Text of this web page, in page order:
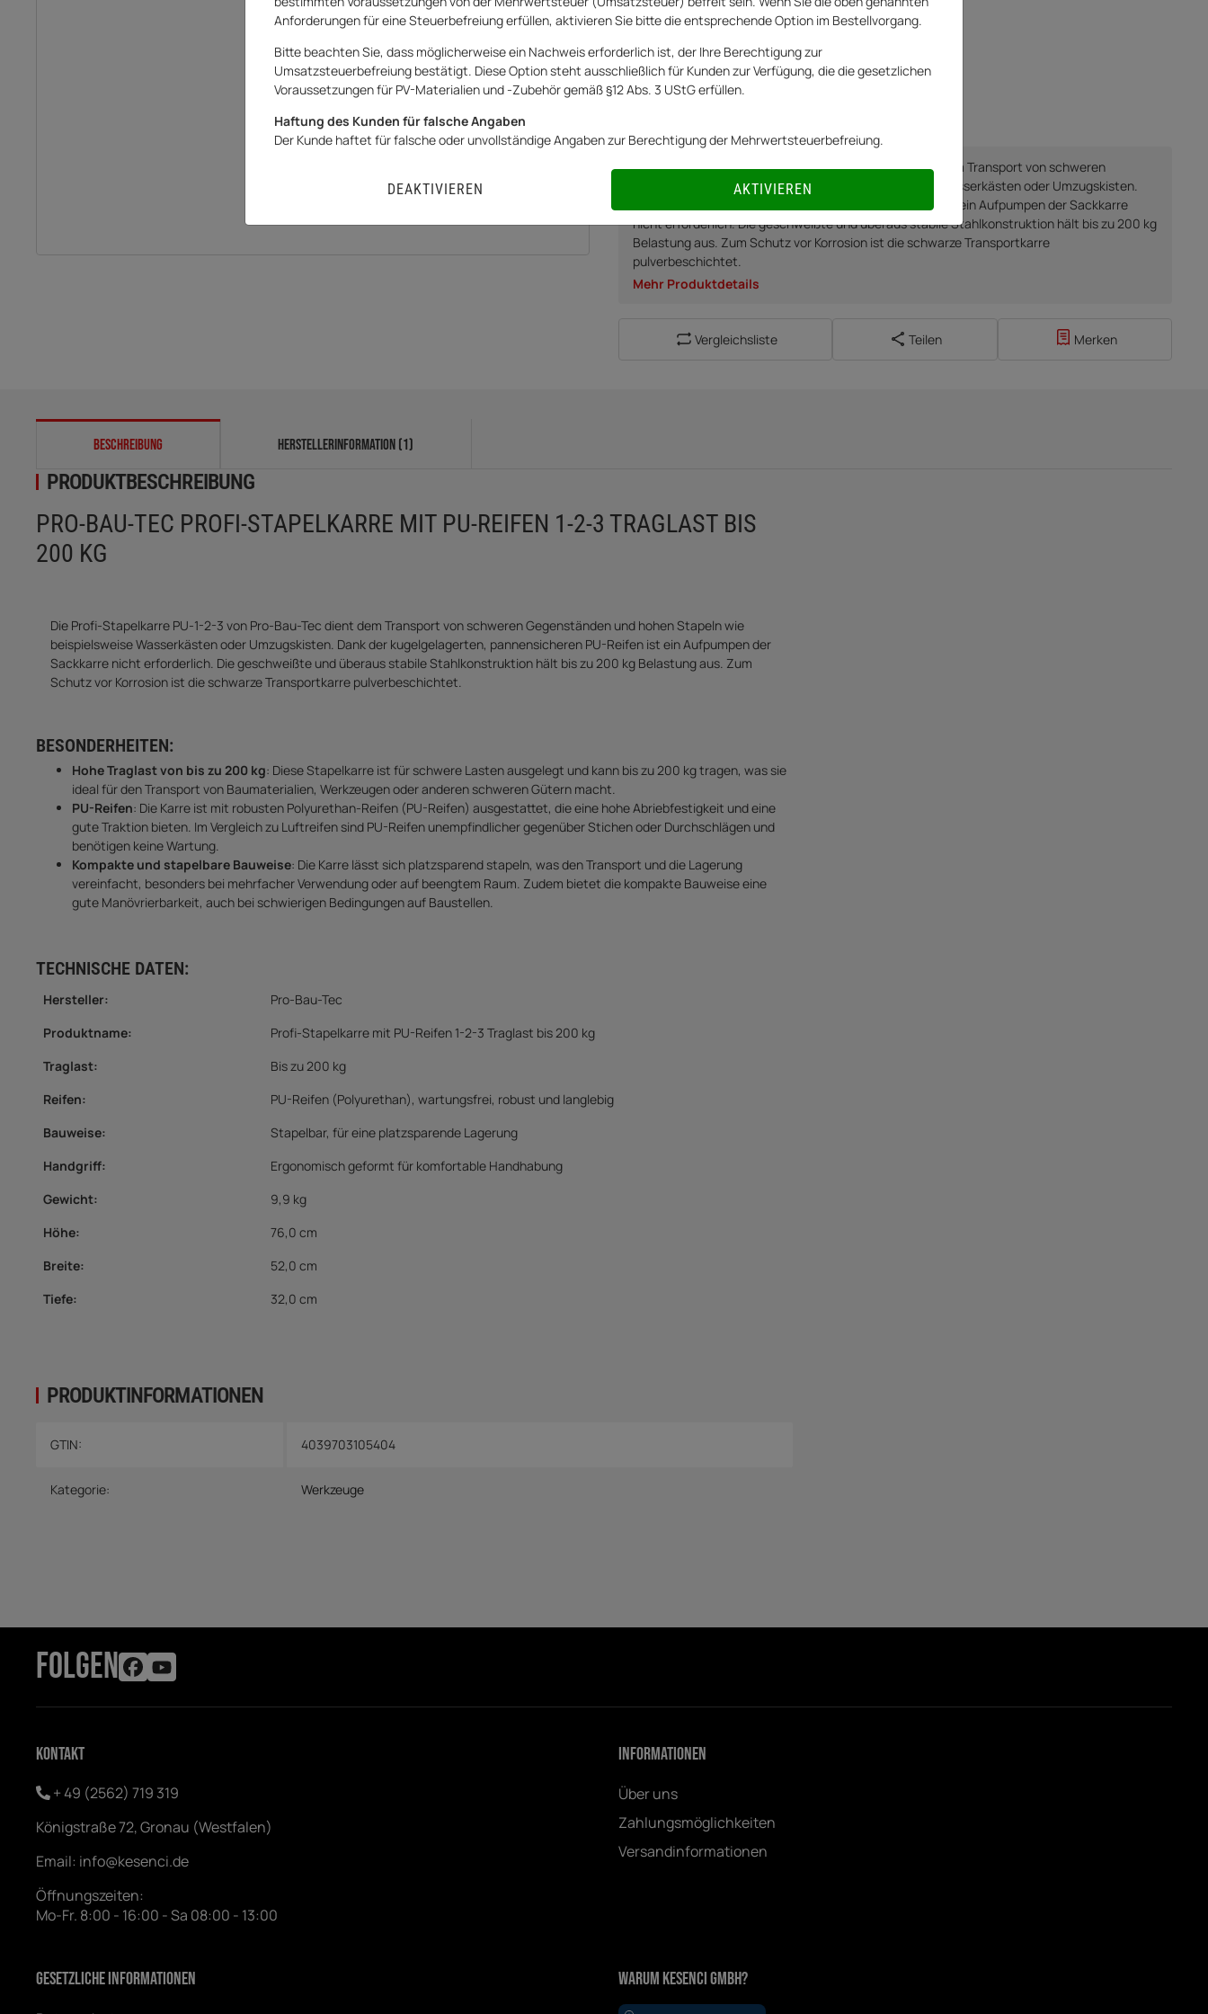
Artikel zurzeit vergriffen
Momentan nicht verfügbar
BENACHRICHTIGUNG ANFORDERN
Die Profi-Stapelkarre PU-1-2-3 von Pro-Bau-Tec dient dem Transport von schweren
Gegenständen und hohen Stapeln wie beispielsweise Wasserkästen oder Umzugskisten.
Dank der kugelgelagerten, pannensicheren PU-Reifen ist ein Aufpumpen der Sackkarre
nicht erforderlich. Die geschweißte und überaus stabile Stahlkonstruktion hält bis zu 200 kg
Belastung aus. Zum Schutz vor Korrosion ist die schwarze Transportkarre
pulverbeschichtet.
Mehr Produktdetails
Vergleichsliste Teilen Merken
weitere Registerkarten anzeigen
BESCHREIBUNG HERSTELLERINFORMATION (1)
PRODUKTINFORMATIONEN
Produkteigenschaft
Wert
GTIN: 4039703105404
Kategorie: Werkzeuge
PRODUKTBESCHREIBUNG
PRO-BAU-TEC PROFI-STAPELKARRE MIT PU-REIFEN 1-2-3 TRAGLAST BIS
200 KG
Die Profi-Stapelkarre PU-1-2-3 von Pro-Bau-Tec dient dem Transport von schweren Gegenständen und hohen Stapeln wie
beispielsweise Wasserkästen oder Umzugskisten. Dank der kugelgelagerten, pannensicheren PU-Reifen ist ein Aufpumpen der
Sackkarre nicht erforderlich. Die geschweißte und überaus stabile Stahlkonstruktion hält bis zu 200 kg Belastung aus. Zum
Schutz vor Korrosion ist die schwarze Transportkarre pulverbeschichtet.
BESONDERHEITEN:
Hohe Traglast von bis zu 200 kg: Diese Stapelkarre ist für schwere Lasten ausgelegt und kann bis zu 200 kg tragen, was sie
ideal für den Transport von Baumaterialien, Werkzeugen oder anderen schweren Gütern macht.
PU-Reifen: Die Karre ist mit robusten Polyurethan-Reifen (PU-Reifen) ausgestattet, die eine hohe Abriebfestigkeit und eine
gute Traktion bieten. Im Vergleich zu Luftreifen sind PU-Reifen unempfindlicher gegenüber Stichen oder Durchschlägen und
benötigen keine Wartung.
Kompakte und stapelbare Bauweise: Die Karre lässt sich platzsparend stapeln, was den Transport und die Lagerung
vereinfacht, besonders bei mehrfacher Verwendung oder auf beengtem Raum. Zudem bietet die kompakte Bauweise eine
gute Manövrierbarkeit, auch bei schwierigen Bedingungen auf Baustellen.
TECHNISCHE DATEN:
Hersteller:
Pro-Bau-Tec
Produktname:
Profi-Stapelkarre mit PU-Reifen 1-2-3 Traglast bis 200 kg
Traglast:
Bis zu 200 kg
Reifen:
PU-Reifen (Polyurethan), wartungsfrei, robust und langlebig
Bauweise:
Stapelbar, für eine platzsparende Lagerung
Handgriff:
Ergonomisch geformt für komfortable Handhabung
Gewicht:
9,9 kg
Höhe:
76,0 cm
Breite:
52,0 cm
Tiefe:
32,0 cm
FOLGEN
Kontakt
+ 49 (2562) 719 319
Königstraße 72, Gronau (Westfalen)
Email: info@kesenci.de
Öffnungszeiten:
Mo-Fr. 8:00 - 16:00 - Sa 08:00 - 13:00
Informationen
Über uns
Zahlungsmöglichkeiten
Versandinformationen
Gesetzliche Informationen Warum Kesenci GmbH?
Anforderungen für eine Steuerbefreiung erfüllen, aktivieren Sie bitte die entsprechende Option im Bestellvorgang.
Bitte beachten Sie, dass möglicherweise ein Nachweis erforderlich ist, der Ihre Berechtigung zur
Umsatzsteuerbefreiung bestätigt. Diese Option steht ausschließlich für Kunden zur Verfügung, die die gesetzlichen
Voraussetzungen für PV-Materialien und -Zubehör gemäß §12 Abs. 3 UStG erfüllen.
Haftung des Kunden für falsche Angaben
Der Kunde haftet für falsche oder unvollständige Angaben zur Berechtigung der Mehrwertsteuerbefreiung.
DEAKTIVIEREN AKTIVIEREN